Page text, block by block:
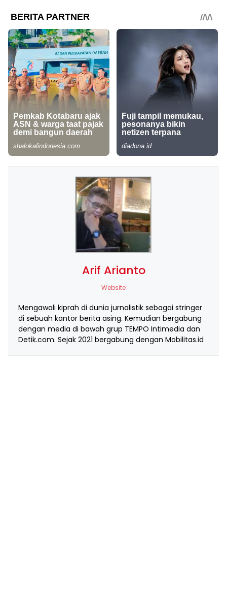
Arif Arianto
Website
Mengawali kiprah di dunia jurnalistik sebagai stringer
di sebuah kantor berita asing. Kemudian bergabung
dengan media di bawah grup TEMPO Intimedia dan
Detik.com. Sejak 2021 bergabung dengan Mobilitas.id